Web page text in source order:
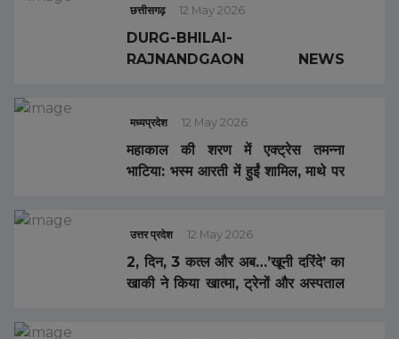
छत्तीसगढ़ 12 May 2026
DURG-BHILAI-
RAJNANDGAON NEWS
की हत्या का आरोपी गिरफ्तार… बुजुर्ग ने
फांसी लगाकर की आत्महत्या… ग्राम
पंचायत सचिव को हटाने की मांग
मध्यप्रदेश 12 May 2026
महाकाल की शरण में एक्ट्रेस तमन्ना
भाटिया: भस्म आरती में हुईं शामिल, माथे पर
उत्तर प्रदेश 12 May 2026
2, दिन, 3 कत्ल और अब…’खूनी दरिंदे’ का
खाकी ने किया खात्मा, ट्रेनों और अस्पताल